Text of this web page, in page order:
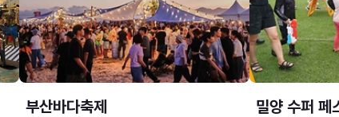
부산바다축제 밀양 수퍼 페